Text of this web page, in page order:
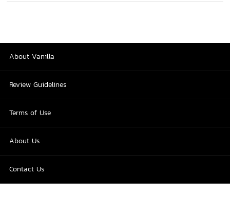
About Vanilla
Review Guidelines
Terms of Use
About Us
Contact Us